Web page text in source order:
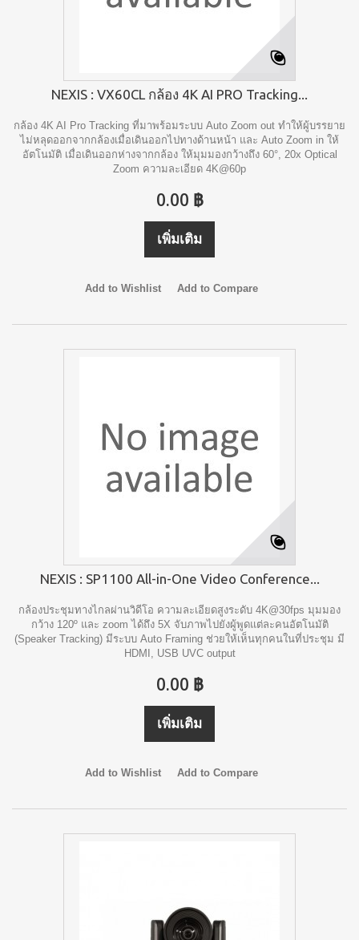
NEXIS : VX60CL กล้อง 4K AI PRO Tracking...
กล้อง 4K AI Pro Tracking ที่มาพร้อมระบบ Auto Zoom out ทำให้ผู้บรรยาย
ไม่หลุดออกจากกล้องเมื่อเดินออกไปทางด้านหน้า และ Auto Zoom in ให้
อัตโนมัติ เมื่อเดินออกห่างจากกล้อง ให้มุมมองกว้างถึง 60°, 20x Optical
Zoom ความละเอียด 4K@60p
0.00 ฿
เพิ่มเติม
Add to Wishlist Add to Compare
NEXIS : SP1100 All-in-One Video Conference...
กล้องประชุมทางไกลผ่านวิดีโอ ความละเอียดสูงระดับ 4K@30fps มุมมอง
กว้าง 120º และ zoom ได้ถึง 5X จับภาพไปยังผู้พูดแต่ละคนอัตโนมัติ
(Speaker Tracking) มีระบบ Auto Framing ช่วยให้เห็นทุกคนในที่ประชุม มี
HDMI, USB UVC output
0.00 ฿
เพิ่มเติม
Add to Wishlist Add to Compare